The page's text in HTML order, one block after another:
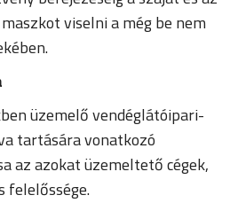
viselni a még be nem
üzemelő vendéglátóipari-
tartására vonatkozó
az azokat üzemeltető cégek,
felelőssége.